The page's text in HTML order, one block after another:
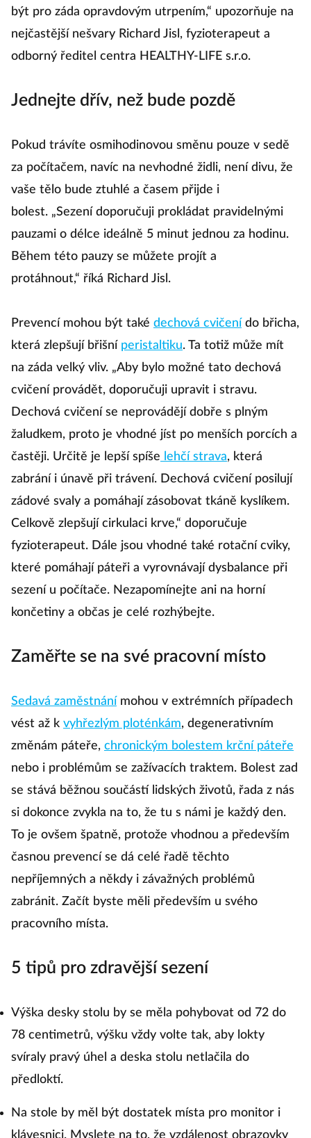
být pro záda opravdovým utrpením,“ upozorňuje na
nejčastější nešvary Richard Jisl, fyzioterapeut a
odborný ředitel centra HEALTHY-LIFE s.r.o.
Jednejte dřív, než bude pozdě
Pokud trávíte osmihodinovou směnu pouze v sedě
za počítačem, navíc na nevhodné židli, není divu, že
vaše tělo bude ztuhlé a časem přijde i
bolest. „Sezení doporučuji prokládat pravidelnými
pauzami o délce ideálně 5 minut jednou za hodinu.
Během této pauzy se můžete projít a
protáhnout,“ říká Richard Jisl.
Prevencí mohou být také dechová cvičení do břicha,
která zlepšují břišní peristaltiku. Ta totiž může mít
na záda velký vliv. „Aby bylo možné tato dechová
cvičení provádět, doporučuji upravit i stravu.
Dechová cvičení se neprovádějí dobře s plným
žaludkem, proto je vhodné jíst po menších porcích a
častěji. Určitě je lepší spíše lehčí strava, která
zabrání i únavě při trávení. Dechová cvičení posilují
zádové svaly a pomáhají zásobovat tkáně kyslíkem.
Celkově zlepšují cirkulaci krve,“ doporučuje
fyzioterapeut. Dále jsou vhodné také rotační cviky,
které pomáhají páteři a vyrovnávají dysbalance při
sezení u počítače. Nezapomínejte ani na horní
končetiny a občas je celé rozhýbejte.
Zaměřte se na své pracovní místo
Sedavá zaměstnání mohou v extrémních případech
vést až k vyhřezlým ploténkám, degenerativním
změnám páteře, chronickým bolestem krční páteře
nebo i problémům se zažívacích traktem. Bolest zad
se stává běžnou součástí lidských životů, řada z nás
si dokonce zvykla na to, že tu s námi je každý den.
To je ovšem špatně, protože vhodnou a především
časnou prevencí se dá celé řadě těchto
nepříjemných a někdy i závažných problémů
zabránit. Začít byste měli především u svého
pracovního místa.
5 tipů pro zdravější sezení
Výška desky stolu by se měla pohybovat od 72 do
78 centimetrů, výšku vždy volte tak, aby lokty
svíraly pravý úhel a deska stolu netlačila do
předloktí.
Na stole by měl být dostatek místa pro monitor i
klávesnici. Myslete na to, že vzdálenost obrazovky